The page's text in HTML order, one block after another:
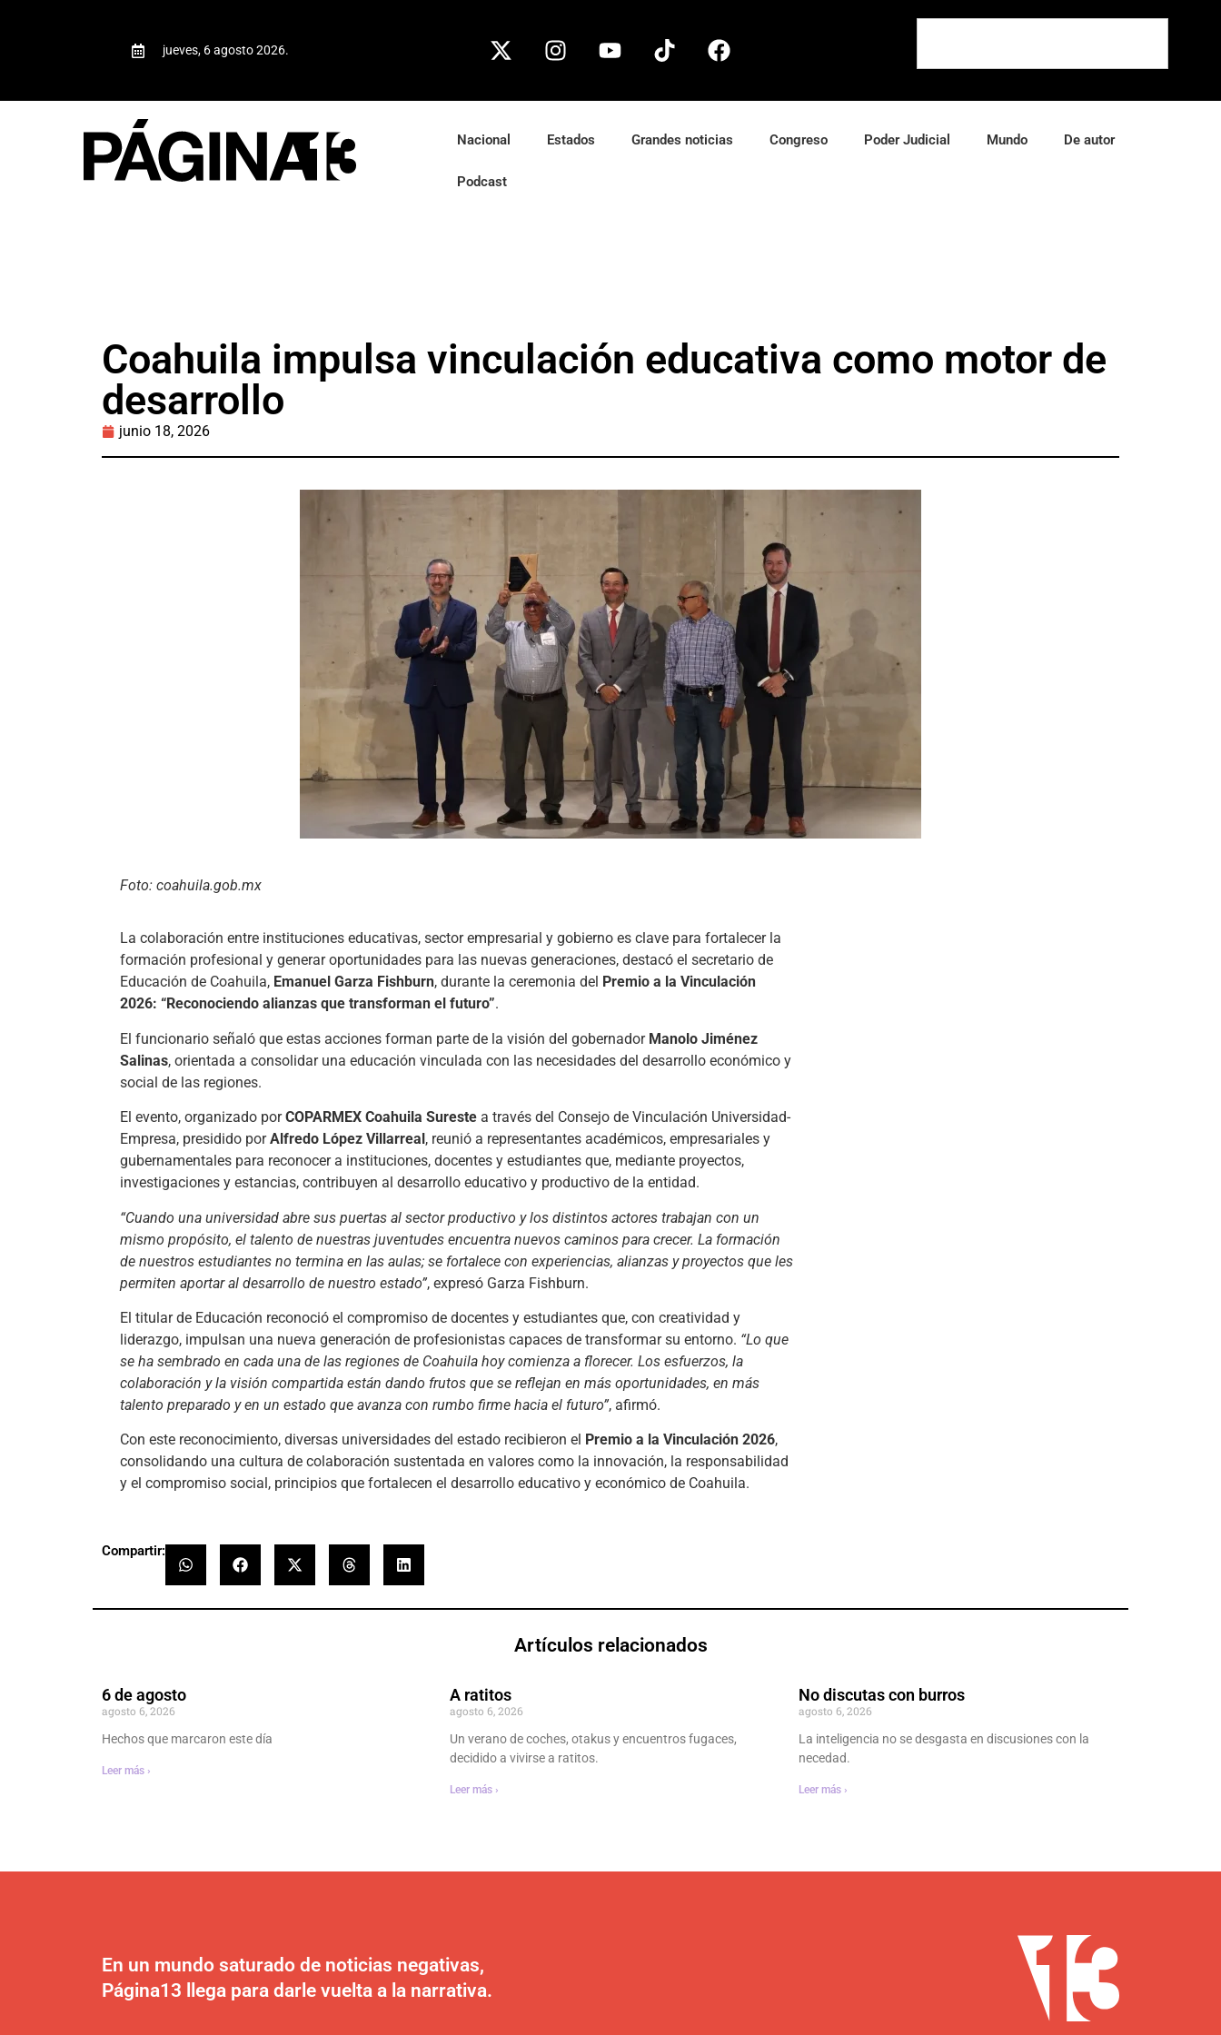
jueves, 6 agosto 2026.
Nacional Estados Grandes noticias Congreso Poder Judicial Mundo De autor
Podcast
Coahuila impulsa vinculación educativa como motor de
desarrollo
junio 18, 2026
Foto: coahuila.gob.mx
La colaboración entre instituciones educativas, sector empresarial y gobierno es clave para fortalecer la
formación profesional y generar oportunidades para las nuevas generaciones, destacó el secretario de
Educación de Coahuila, Emanuel Garza Fishburn, durante la ceremonia del Premio a la Vinculación
2026: “Reconociendo alianzas que transforman el futuro”.
El funcionario señaló que estas acciones forman parte de la visión del gobernador Manolo Jiménez
Salinas, orientada a consolidar una educación vinculada con las necesidades del desarrollo económico y
social de las regiones.
El evento, organizado porCOPARMEX Coahuila Sureste a través del Consejo de Vinculación Universidad-
Empresa, presidido porAlfredo López Villarreal , reunió a representantes académicos, empresariales y
gubernamentales para reconocer a instituciones, docentes y estudiantes que, mediante proyectos,
investigaciones y estancias, contribuyen al desarrollo educativo y productivo de la entidad.
“Cuando una universidad abre sus puertas al sector productivo y los distintos actores trabajan con un
mismo propósito, el talento de nuestras juventudes encuentra nuevos caminos para crecer. La formación
de nuestros estudiantes no termina en las aulas; se fortalece con experiencias, alianzas y proyectos que les
permiten aportar al desarrollo de nuestro estado”, expresó Garza Fishburn.
El titular de Educación reconoció el compromiso de docentes y estudiantes que, con creatividad y
liderazgo, impulsan una nueva generación de profesionistas capaces de transformar su entorno. “Lo que
se ha sembrado en cada una de las regiones de Coahuila hoy comienza a florecer. Los esfuerzos, la
colaboración y la visión compartida están dando frutos que se reflejan en más oportunidades, en más
talento preparado y en un estado que avanza con rumbo firme hacia el futuro”, afirmó.
Con este reconocimiento, diversas universidades del estado recibieron el Premio a la Vinculación 2026,
consolidando una cultura de colaboración sustentada en valores como la innovación, la responsabilidad
y el compromiso social, principios que fortalecen el desarrollo educativo y económico de Coahuila.
Compartir:
Artículos relacionados
6 de agosto
agosto 6, 2026
Hechos que marcaron este día
Leer más ›
A ratitos
agosto 6, 2026
Un verano de coches, otakus y encuentros fugaces,
decidido a vivirse a ratitos.
Leer más ›
No discutas con burros
agosto 6, 2026
La inteligencia no se desgasta en discusiones con la
necedad.
Leer más ›
En un mundo saturado de noticias negativas,
Página13 llega para darle vuelta a la narrativa.